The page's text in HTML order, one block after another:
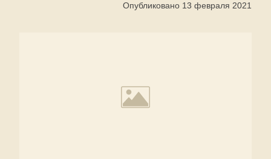
Опубликовано 13 февраля 2021